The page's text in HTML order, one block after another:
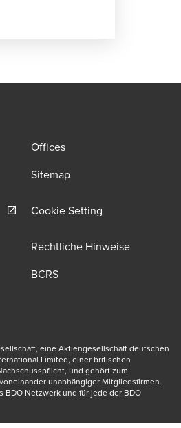
Offices
Sitemap
in a new window/tab
Cookie Setting
Rechtliche Hinweise
BCRS
tab
window/tabeine Aktiengesellschaft deutschen
Limited, einer britischen
und gehört zum
unabhängiger Mitgliedsfirmen.
BDO Netzwerk und für jede der BDO